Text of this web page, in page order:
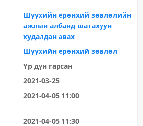
Шүүхийн ерөнхий зөвлөлийн
ажлын албанд шатахуун
худалдан авах
Шүүхийн ерөнхий зөвлөл
Үр дүн гарсан
2021-03-25
2021-04-05 11:00
2021-04-05 11:30